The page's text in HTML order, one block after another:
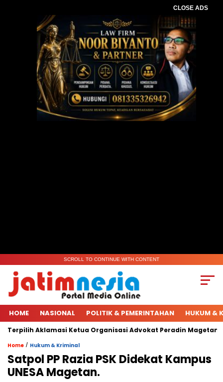
CLOSE ADS
SCROLL TO CONTINUE WITH CONTENT
HOME NASIONAL POLITIK & PEMERINTAHAN HUKUM &
Aklamasi Ketua Organisasi Advokat Peradin Magetan.
Home / Hukum & Kriminal
Satpol PP Razia PSK Didekat Kampus
UNESA Magetan.